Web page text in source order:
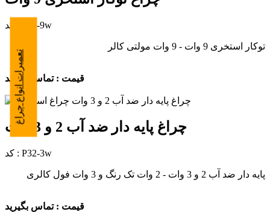
کد : P21-9w
توکار استخری 9 وات - 9 وات مولتی کالر
قیمت : تماس بگیرید
چراغ پایه دار ضد آب 2 و 3 وات
کد : P32-3w
پایه دار ضد آب 2 و 3 وات - 2 وات تک رنگ و 3 وات فول کالری
قیمت : تماس بگیرید
تعمیرات انواع چراغ